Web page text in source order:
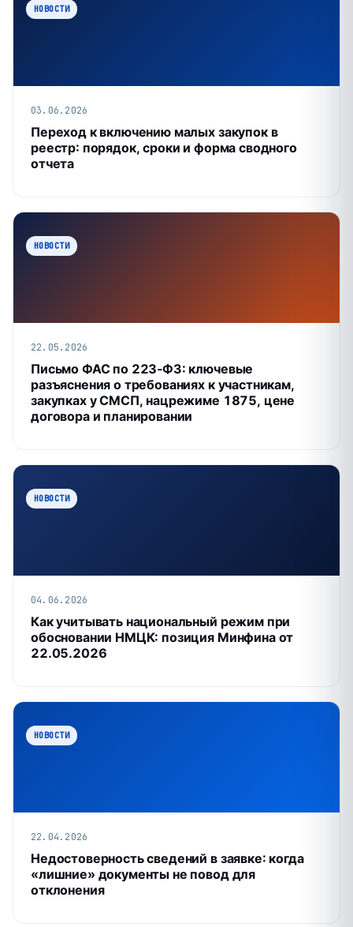
НОВОСТИ
03.06.2026
Переход к включению малых закупок в
реестр: порядок, сроки и форма сводного
отчета
НОВОСТИ
22.05.2026
Письмо ФАС по 223‑ФЗ: ключевые
разъяснения о требованиях к участникам,
закупках у СМСП, нацрежиме 1875, цене
договора и планировании
НОВОСТИ
04.06.2026
Как учитывать национальный режим при
обосновании НМЦК: позиция Минфина от
22.05.2026
НОВОСТИ
22.04.2026
Недостоверность сведений в заявке: когда
«лишние» документы не повод для
отклонения